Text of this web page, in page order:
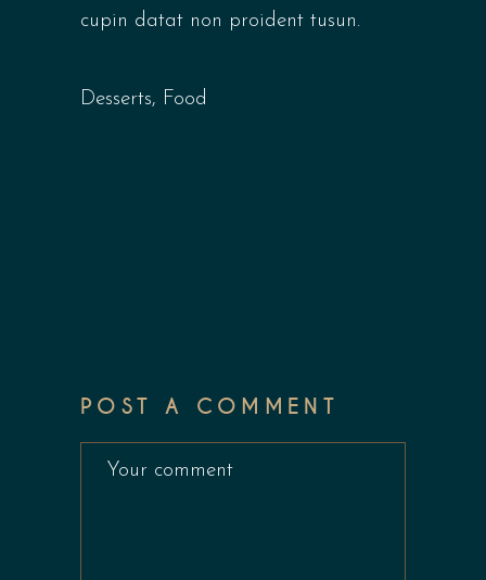
cupin datat non proident tusun.
Desserts, Food
POST A COMMENT